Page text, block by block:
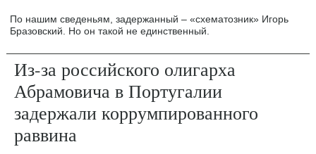
По нашим сведеньям, задержанный – «схематозник» Игорь
Бразовский. Но он такой не единственный.
Из-за российского олигарха
Абрамовича в Португалии
задержали коррумпированного
раввина